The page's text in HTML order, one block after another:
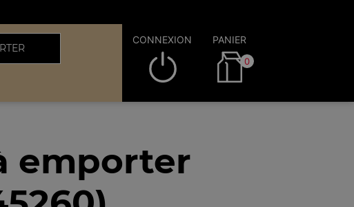
CONNEXION PANIER
0
emporter